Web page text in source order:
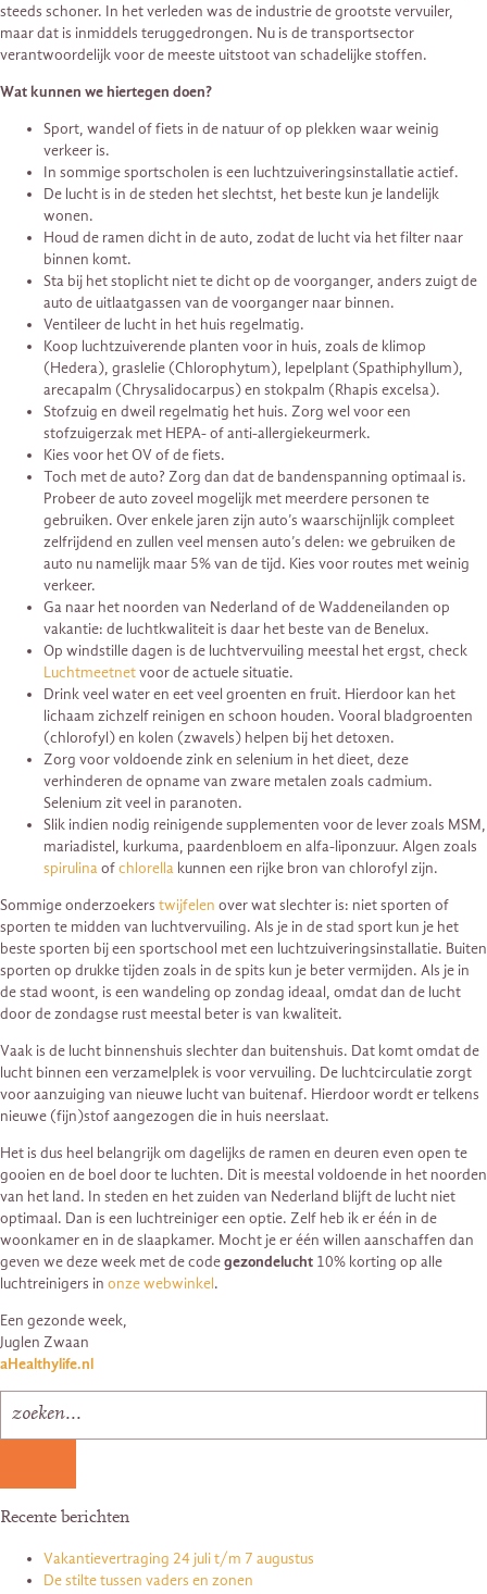
steeds schoner. In het verleden was de industrie de grootste vervuiler,
maar dat is inmiddels teruggedrongen. Nu is de transportsector
verantwoordelijk voor de meeste uitstoot van schadelijke stoffen.
Wat kunnen we hiertegen doen?
Sport, wandel of fiets in de natuur of op plekken waar weinig
verkeer is.
In sommige sportscholen is een luchtzuiveringsinstallatie actief.
De lucht is in de steden het slechtst, het beste kun je landelijk
wonen.
Houd de ramen dicht in de auto, zodat de lucht via het filter naar
binnen komt.
Sta bij het stoplicht niet te dicht op de voorganger, anders zuigt de
auto de uitlaatgassen van de voorganger naar binnen.
Ventileer de lucht in het huis regelmatig.
Koop luchtzuiverende planten voor in huis, zoals de klimop
(Hedera), graslelie (Chlorophytum), lepelplant (Spathiphyllum),
arecapalm (Chrysalidocarpus) en stokpalm (Rhapis excelsa).
Stofzuig en dweil regelmatig het huis. Zorg wel voor een
stofzuigerzak met HEPA- of anti-allergiekeurmerk.
Kies voor het OV of de fiets.
Toch met de auto? Zorg dan dat de bandenspanning optimaal is.
Probeer de auto zoveel mogelijk met meerdere personen te
gebruiken. Over enkele jaren zijn auto’s waarschijnlijk compleet
zelfrijdend en zullen veel mensen auto’s delen: we gebruiken de
auto nu namelijk maar 5% van de tijd. Kies voor routes met weinig
verkeer.
Ga naar het noorden van Nederland of de Waddeneilanden op
vakantie: de luchtkwaliteit is daar het beste van de Benelux.
Op windstille dagen is de luchtvervuiling meestal het ergst, check
Luchtmeetnetvoor de actuele situatie.
Drink veel water en eet veel groenten en fruit. Hierdoor kan het
lichaam zichzelf reinigen en schoon houden. Vooral bladgroenten
(chlorofyl) en kolen (zwavels) helpen bij het detoxen.
Zorg voor voldoende zink en selenium in het dieet, deze
verhinderen de opname van zware metalen zoals cadmium.
Selenium zit veel in paranoten.
Slik indien nodig reinigende supplementen voor de lever zoals MSM,
mariadistel, kurkuma, paardenbloem en alfa-liponzuur. Algen zoals
spirulinaofchlorella kunnen een rijke bron van chlorofyl zijn.
Sommige onderzoekers twijfelen over wat slechter is: niet sporten of
sporten te midden van luchtvervuiling. Als je in de stad sport kun je het
beste sporten bij een sportschool met een luchtzuiveringsinstallatie. Buiten
sporten op drukke tijden zoals in de spits kun je beter vermijden. Als je in
de stad woont, is een wandeling op zondag ideaal, omdat dan de lucht
door de zondagse rust meestal beter is van kwaliteit.
Vaak is de lucht binnenshuis slechter dan buitenshuis. Dat komt omdat de
lucht binnen een verzamelplek is voor vervuiling. De luchtcirculatie zorgt
voor aanzuiging van nieuwe lucht van buitenaf. Hierdoor wordt er telkens
nieuwe (fijn)stof aangezogen die in huis neerslaat.
Het is dus heel belangrijk om dagelijks de ramen en deuren even open te
gooien en de boel door te luchten. Dit is meestal voldoende in het noorden
van het land. In steden en het zuiden van Nederland blijft de lucht niet
optimaal. Dan is een luchtreiniger een optie. Zelf heb ik er één in de
woonkamer en in de slaapkamer. Mocht je er één willen aanschaffen dan
geven we deze week met de codegezondelucht 10% korting op alle
luchtreinigers in onze webwinkel.
Een gezonde week,
Juglen Zwaan
aHealthylife.nl
Recente berichten
Vakantievertraging 24 juli t/m 7 augustus
De stilte tussen vaders en zonen